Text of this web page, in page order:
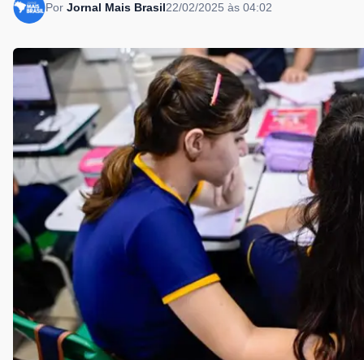
Por Jornal Mais Brasil22/02/2025 às 04:02